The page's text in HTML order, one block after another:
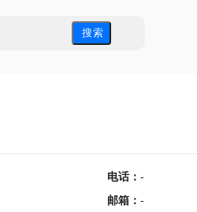
搜 索
电话： -
邮箱 ： -